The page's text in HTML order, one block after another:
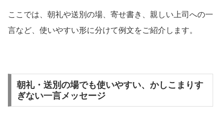
ここでは、朝礼や送別の場、寄せ書き、親しい上司への一
言など、使いやすい形に分けて例文をご紹介します。
朝礼・送別の場でも使いやすい、かしこまりす
ぎない一言メッセージ